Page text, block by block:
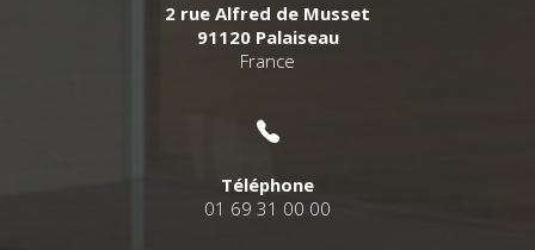
2 rue Alfred de Musset
91120 Palaiseau
France
Téléphone
01 69 31 00 00